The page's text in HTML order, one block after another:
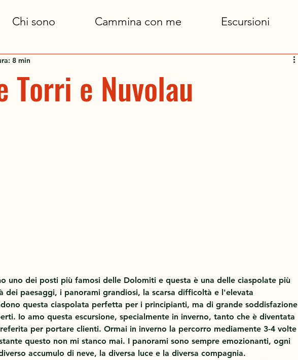
Chi sono Cammina con me Escursioni
Torri e Nuvolau
8 min
uno dei posti più famosi delle Dolomiti e questa è una delle ciaspolate più
dei paesaggi, i panorami grandiosi, la scarsa difficoltà e l'elevata
questa ciaspolata perfetta per i principianti, ma di grande soddisfazione
Io amo questa escursione, specialmente in inverno, tanto che è diventata
per portare clienti. Ormai in inverno la percorro mediamente 3-4 volte
questo non mi stanco mai. I panorami sono sempre emozionanti, ogni
accumulo di neve, la diversa luce e la diversa compagnia.